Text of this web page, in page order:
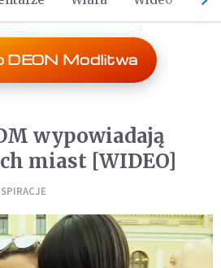
DEON Modlitwa
wypowiadają
miast [WIDEO]